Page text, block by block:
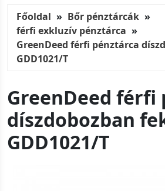
Főoldal
Bőr pénztárcák
férfi exkluzív pénztárca
GreenDeed férfi pénztárca
GDD1021/T
GreenDeed férfi
díszdobozban
GDD1021/T